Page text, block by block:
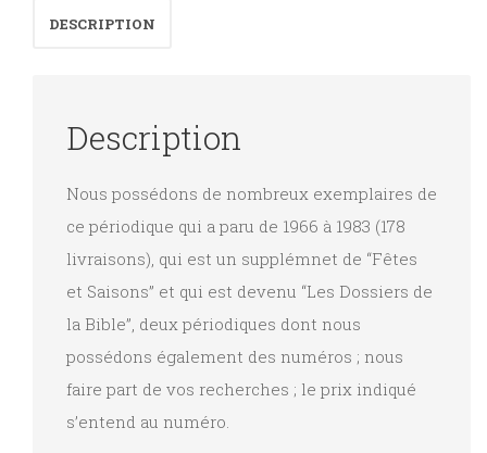
DESCRIPTION
Description
Nous possédons de nombreux exemplaires de
ce périodique qui a paru de 1966 à 1983 (178
livraisons), qui est un supplémnet de “Fêtes
et Saisons” et qui est devenu “Les Dossiers de
la Bible”, deux périodiques dont nous
possédons également des numéros ; nous
faire part de vos recherches ; le prix indiqué
s’entend au numéro.